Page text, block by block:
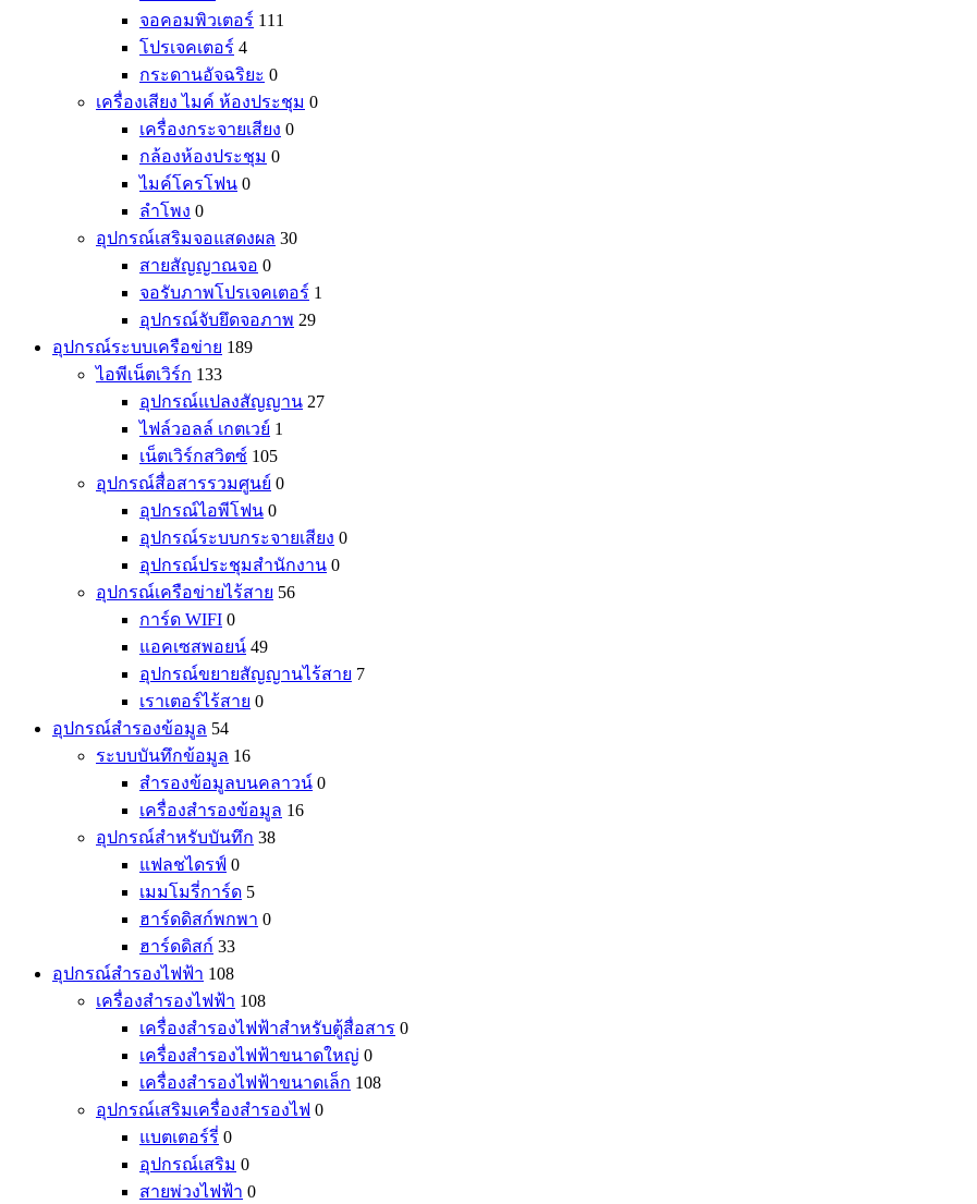
จอคอมพิวเตอร์ 111
โปรเจคเตอร์ 4
กระดานอัจฉริยะ 0
เครื่องเสียง ไมค์ ห้องประชุม 0
เครื่องกระจายเสียง 0
กล้องห้องประชุม 0
ไมค์โครโฟน 0
ลำโพง 0
อุปกรณ์เสริมจอแสดงผล 30
สายสัญญาณจอ 0
จอรับภาพโปรเจคเตอร์ 1
อุปกรณ์จับยึดจอภาพ 29
อุปกรณ์ระบบเครือข่าย 189
ไอพีเน็ตเวิร์ก 133
อุปกรณ์แปลงสัญญาน 27
ไฟล์วอลล์ เกตเวย์ 1
เน็ตเวิร์กสวิตซ์ 105
อุปกรณ์สื่อสารรวมศูนย์ 0
อุปกรณ์ไอพีโฟน 0
อุปกรณ์ระบบกระจายเสียง 0
อุปกรณ์ประชุมสำนักงาน 0
อุปกรณ์เครือข่ายไร้สาย 56
การ์ด WIFI 0
แอคเซสพอยน์ 49
อุปกรณ์ขยายสัญญานไร้สาย 7
เราเตอร์ไร้สาย 0
อุปกรณ์สำรองข้อมูล 54
ระบบบันทึกข้อมูล 16
สำรองข้อมูลบนคลาวน์ 0
เครื่องสำรองข้อมูล 16
อุปกรณ์สำหรับบันทึก 38
แฟลชไดรฟ์ 0
เมมโมรี่การ์ด 5
ฮาร์ดดิสก์พกพา 0
ฮาร์ดดิสก์ 33
อุปกรณ์สำรองไฟฟ้า 108
เครื่องสำรองไฟฟ้า 108
เครื่องสำรองไฟฟ้าสำหรับตู้สื่อสาร 0
เครื่องสำรองไฟฟ้าขนาดใหญ่ 0
เครื่องสำรองไฟฟ้าขนาดเล็ก 108
อุปกรณ์เสริมเครื่องสำรองไฟ 0
แบตเตอร์รี่ 0
อุปกรณ์เสริม 0
สายพ่วงไฟฟ้า 0